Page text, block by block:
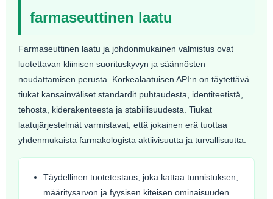
farmaseuttinen laatu
Farmaseuttinen laatu ja johdonmukainen valmistus ovat
luotettavan kliinisen suorituskyvyn ja säännösten
noudattamisen perusta. Korkealaatuisen API:n on täytettävä
tiukat kansainväliset standardit puhtaudesta, identiteetistä,
tehosta, kiderakenteesta ja stabiilisuudesta. Tiukat
laatujärjestelmät varmistavat, että jokainen erä tuottaa
yhdenmukaista farmakologista aktiivisuutta ja turvallisuutta.
Täydellinen tuotetestaus, joka kattaa tunnistuksen,
määritysarvon ja fyysisen kiteisen ominaisuuden